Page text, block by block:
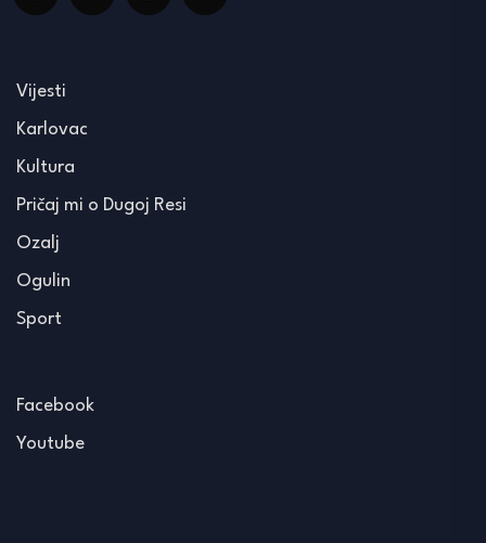
Vijesti
Karlovac
Kultura
Pričaj mi o Dugoj Resi
Ozalj
Ogulin
Sport
Facebook
Youtube